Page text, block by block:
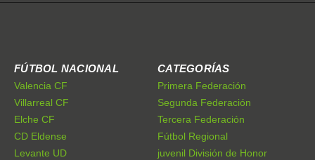
FÚTBOL NACIONAL
Valencia CF
Villarreal CF
Elche CF
CD Eldense
Levante UD
CATEGORÍAS
Primera Federación
Segunda Federación
Tercera Federación
Fútbol Regional
juvenil División de Honor